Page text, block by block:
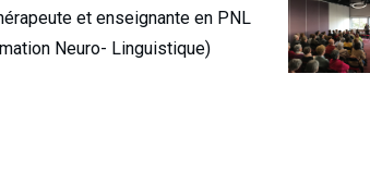
et enseignante en PNL
Neuro- Linguistique)